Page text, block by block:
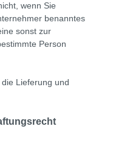
wenn Sie
benanntes
sonst zur
Person
Lieferung und